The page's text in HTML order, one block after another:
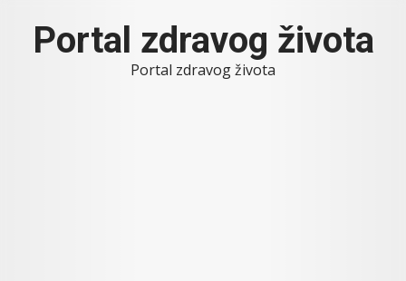
contentPortal zdravog života
Portal zdravog života